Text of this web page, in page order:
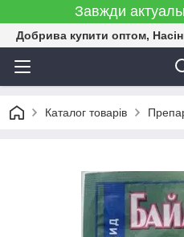
Завжди
Добрива купити оптом,
Каталог товарів